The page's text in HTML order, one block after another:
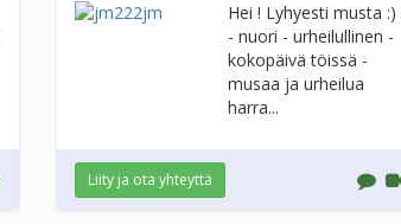
Hei ! Lyhyesti musta :)
- nuori - urheilullinen -
kokopäivä töissä -
musaa ja urheilua
harra...
Liity ja ota yhteyttä